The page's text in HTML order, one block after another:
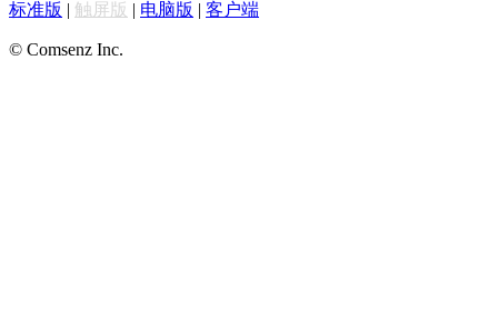
标准版 | 触屏版 | 电脑版 | 客户端
© Comsenz Inc.